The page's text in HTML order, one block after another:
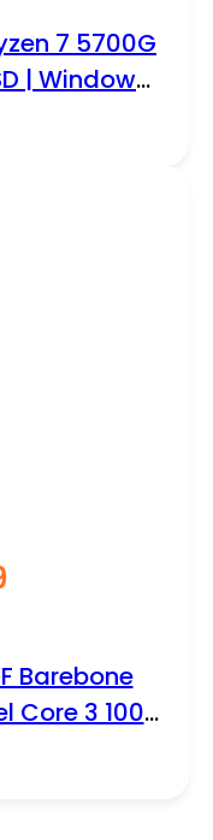
7 5700G
| Windows
Barebone
Core 3 100U